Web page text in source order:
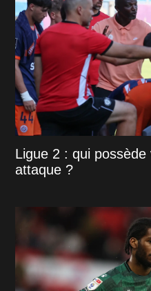
Ligue 2 : qui
attaque ?